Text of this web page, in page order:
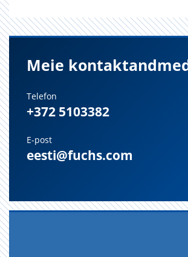
Meie
Telefon
+372 5103382
E-post
eesti@fuchs.com